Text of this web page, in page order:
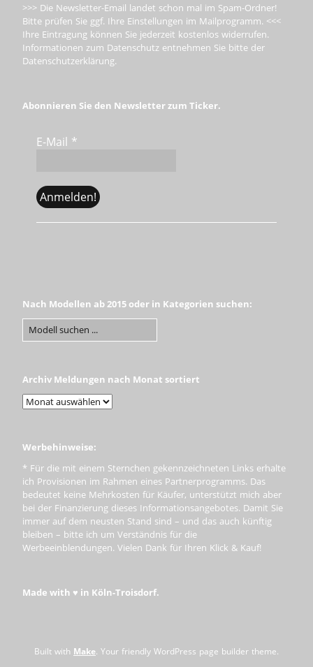
>>> Die Newsletter-Email landet schon mal im Spam-Ordner!
Bitte prüfen Sie ggf. Ihre Einstellungen im Mailprogramm. <<<
Ihre Eintragung können Sie jederzeit kostenlos widerrufen.
Informationen zum Datenschutz entnehmen Sie bitte der
Datenschutzerklärung.
Abonnieren Sie den Newsletter zum Ticker.
E-Mail *
Nach Modellen ab 2015 oder in Kategorien suchen:
Archiv Meldungen nach Monat sortiert
Werbehinweise:
* Für die mit einem Sternchen gekennzeichneten Links erhalte
ich Provisionen im Rahmen eines Partnerprogramms. Das
bedeutet keine Mehrkosten für Käufer, unterstützt mich aber
bei der Finanzierung dieses Informationsangebotes. Damit Sie
immer auf dem neusten Stand sind – und das auch künftig
bleiben – bitte ich um Verständnis für die
Werbeeinblendungen. Vielen Dank für Ihren Klick & Kauf!
Made with ♥ in Köln-Troisdorf.
Built with Make. Your friendly WordPress page builder theme.